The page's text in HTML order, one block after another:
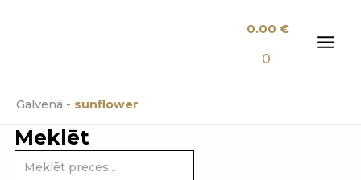
0.00€
0
Galvenā - sunflower
Meklēt